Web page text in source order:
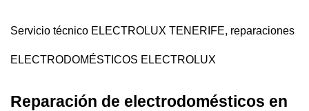
Servicio técnico ELECTROLUX TENERIFE, reparaciones
ELECTRODOMÉSTICOS ELECTROLUX
Reparación de electrodomésticos en